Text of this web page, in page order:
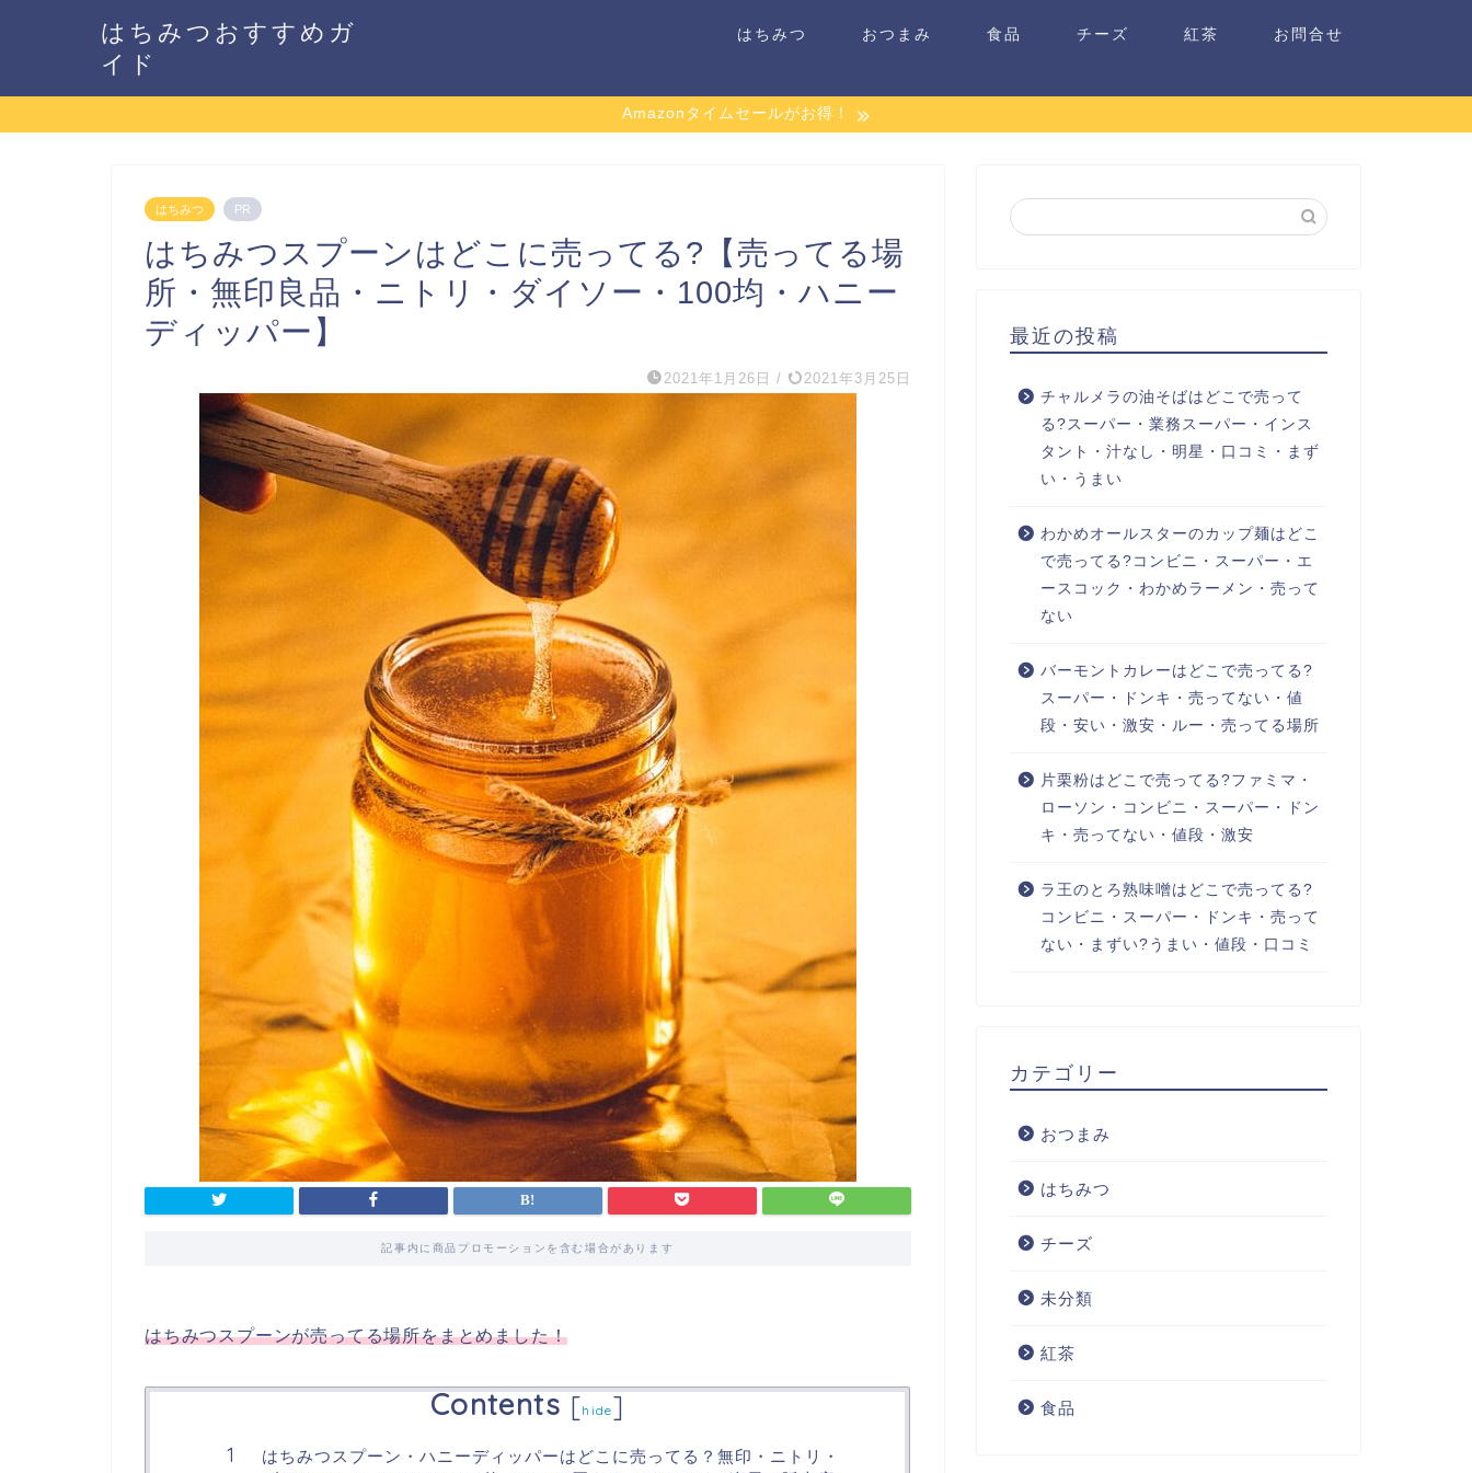
はちみつおすすめガ
イド
はちみつ おつまみ 食品 チーズ 紅茶 お問合せ
Amazonタイムセールがお得！
はちみつ PR
はちみつスプーンはどこに売ってる?【売ってる場
所・無印良品・ニトリ・ダイソー・100均・ハニー
ディッパー】
2021年1月26日 / 2021年3月25日
記事内に商品プロモーションを含む場合があります
はちみつスプーンが売ってる場所をまとめました！
Contents [hide]
はちみつスプーン・ハニーディッパーはどこに売ってる？無印・ニトリ・
最近の投稿
チャルメラの油そばはどこで売って
る?スーパー・業務スーパー・インス
タント・汁なし・明星・口コミ・まず
い・うまい
わかめオールスターのカップ麺はどこ
で売ってる?コンビニ・スーパー・エ
ースコック・わかめラーメン・売って
ない
バーモントカレーはどこで売ってる?
スーパー・ドンキ・売ってない・値
段・安い・激安・ルー・売ってる場所
片栗粉はどこで売ってる?ファミマ・
ローソン・コンビニ・スーパー・ドン
キ・売ってない・値段・激安
ラ王のとろ熟味噌はどこで売ってる?
コンビニ・スーパー・ドンキ・売って
ない・まずい?うまい・値段・口コミ
カテゴリー
おつまみ
はちみつ
チーズ
未分類
紅茶
食品